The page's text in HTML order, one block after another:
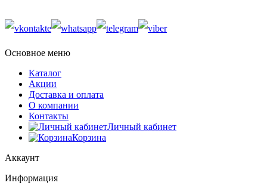
Основное меню
Каталог
Акции
Доставка и оплата
О компании
Контакты
Личный кабинет
Корзина
Аккаунт
Информация